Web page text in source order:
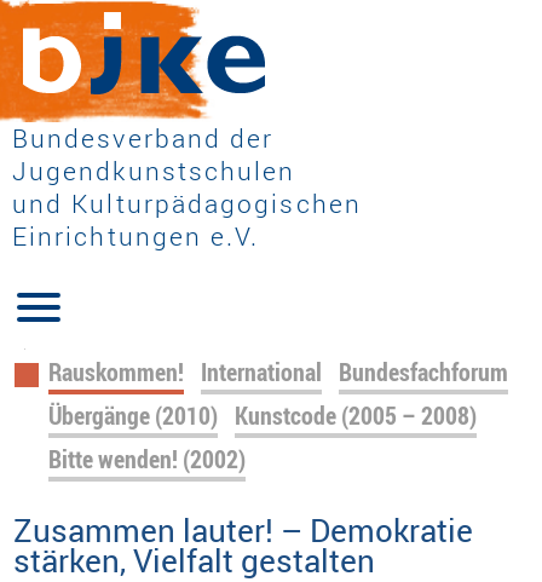
Bundesverband der
Jugendkunstschulen
und Kulturpädagogischen
Einrichtungen e.V.
Navigation
überspringen
Rauskommen! International Bundesfachforum
Übergänge (2010) Kunstcode (2005 – 2008)
Bitte wenden! (2002)
Zusammen lauter! – Demokratie
stärken, Vielfalt gestalten